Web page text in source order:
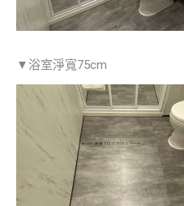
▼浴室淨寬75cm